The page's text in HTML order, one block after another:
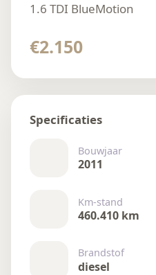
1.6 TDI BlueMotion
€2.150
Specificaties
Bouwjaar
2011
Km-stand
460.410 km
Brandstof
diesel